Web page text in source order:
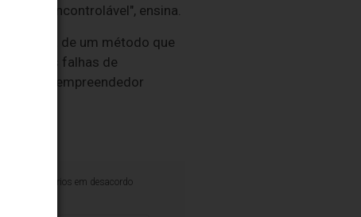
e incontrolável", ensina.
de um método que
as falhas de
o empreendedor
comentários em desacordo